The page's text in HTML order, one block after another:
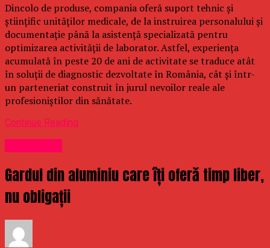
Dincolo de produse, compania oferă suport tehnic și
științific unităților medicale, de la instruirea personalului și
documentație până la asistență specializată pentru
optimizarea activității de laborator. Astfel, experiența
acumulată în peste 20 de ani de activitate se traduce atât
în soluții de diagnostic dezvoltate în România, cât și într-
un parteneriat construit în jurul nevoilor reale ale
profesioniștilor din sănătate.
Continue Reading
Gardul din aluminiu care îți oferă timp liber,
nu obligații